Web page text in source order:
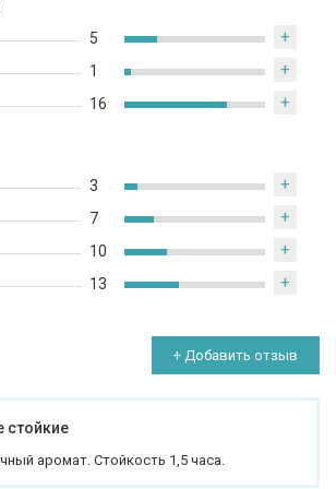
5 +
1 +
16 +
3 +
7 +
10 +
13 +
+ Добавить отзыв
стойкие
аромат. Стойкость 1,5 часа.